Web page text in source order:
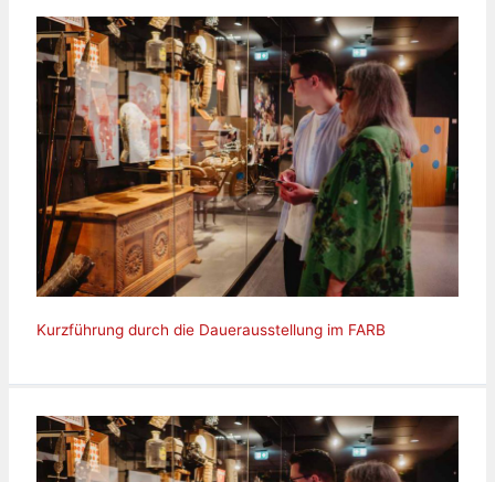
Kurzführung durch die Dauerausstellung im FARB